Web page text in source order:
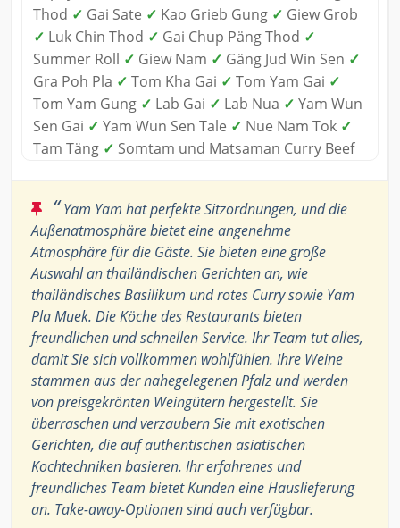
Thod ✓ Gai Sate ✓ Kao Grieb Gung ✓ Giew Grob
✓ Luk Chin Thod ✓ Gai Chup Päng Thod ✓
Summer Roll ✓ Giew Nam ✓ Gäng Jud Win Sen ✓
Gra Poh Pla ✓ Tom Kha Gai ✓ Tom Yam Gai ✓
Tom Yam Gung ✓ Lab Gai ✓ Lab Nua ✓ Yam Wun
Sen Gai ✓ Yam Wun Sen Tale ✓ Nue Nam Tok ✓
Tam Täng ✓ Somtam und Matsaman Curry Beef
“Yam Yam hat perfekte Sitzordnungen, und die
Außenatmosphäre bietet eine angenehme
Atmosphäre für die Gäste. Sie bieten eine große
Auswahl an thailändischen Gerichten an, wie
thailändisches Basilikum und rotes Curry sowie Yam
Pla Muek. Die Köche des Restaurants bieten
freundlichen und schnellen Service. Ihr Team tut alles,
damit Sie sich vollkommen wohlfühlen. Ihre Weine
stammen aus der nahegelegenen Pfalz und werden
von preisgekrönten Weingütern hergestellt. Sie
überraschen und verzaubern Sie mit exotischen
Gerichten, die auf authentischen asiatischen
Kochtechniken basieren. Ihr erfahrenes und
freundliches Team bietet Kunden eine Hauslieferung
an. Take-away-Optionen sind auch verfügbar.